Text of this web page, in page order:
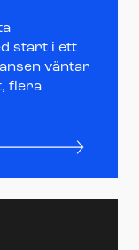
start i ett
väntar
flera